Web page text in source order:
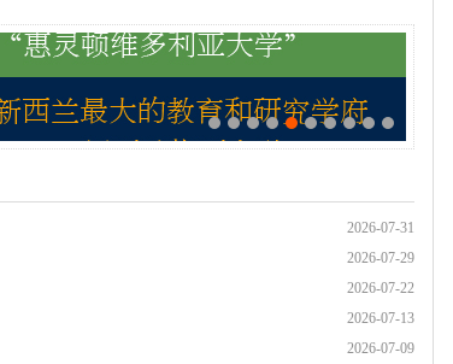
2026-07-31
2026-07-29
2026-07-22
2026-07-13
2026-07-09